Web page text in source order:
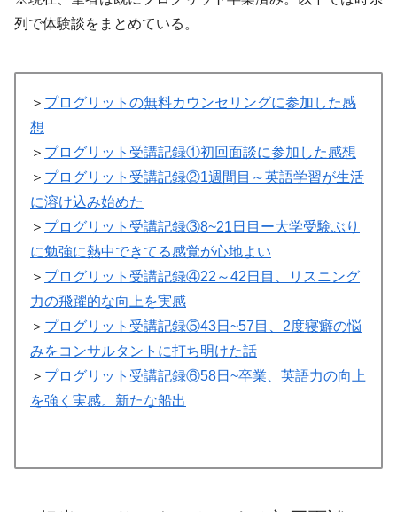
列で体験談をまとめている。
＞ プログリットの無料カウンセリングに参加した感
想
＞ プログリット受講記録①初回面談に参加した感想
＞ プログリット受講記録②1週間目～英語学習が生活
に溶け込み始めた
＞ プログリット受講記録③8~21日目ー大学受験ぶり
に勉強に熱中できてる感覚が心地よい
＞ プログリット受講記録④22～42日目、リスニング
力の飛躍的な向上を実感
＞ プログリット受講記録⑤43日~57目、2度寝癖の悩
みをコンサルタントに打ち明けた話
＞ プログリット受講記録⑥58日~卒業、英語力の向上
を強く実感。新たな船出